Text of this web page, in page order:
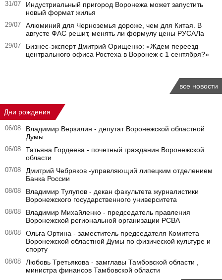
31/07
Индустриальный пригород Воронежа может запустить
новый формат жилья
29/07
Алюминий для Черноземья дороже, чем для Китая. В
августе ФАС решит, менять ли формулу цены РУСАЛа
29/07
Бизнес-эксперт Дмитрий Орищенко: «Ждем переезд
центрального офиса Ростеха в Воронеж с 1 сентября?»
все новости
Дни рождения
06/08
Владимир Верзилин - депутат Воронежской областной
Думы
06/08
Татьяна Гордеева - почетный гражданин Воронежской
области
07/08
Дмитрий Чебряков -управляющий липецким отделением
Банка России
08/08
Владимир Тулупов - декан факультета журналистики
Воронежского государственного университета
08/08
Владимир Михайленко - председатель правления
Воронежской региональной организации РСВА
08/08
Ольга Ортина - заместитель председателя Комитета
Воронежской областной Думы по физической культуре и
спорту
08/08
Любовь Третьякова - замглавы Тамбовской области ,
министра финансов Тамбовской области